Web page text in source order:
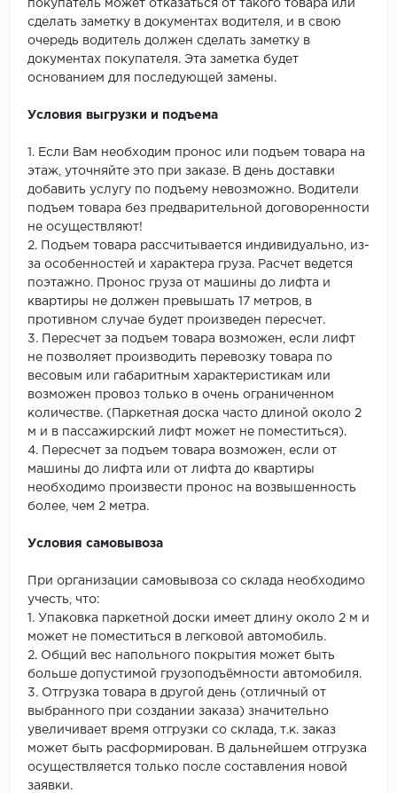
покупатель может отказаться от такого товара или
сделать заметку в документах водителя, и в свою
очередь водитель должен сделать заметку в
документах покупателя. Эта заметка будет
основанием для последующей замены.
Условия выгрузки и подъема
1. Если Вам необходим пронос или подъем товара на
этаж, уточняйте это при заказе. В день доставки
добавить услугу по подъему невозможно. Водители
подъем товара без предварительной договоренности
не осуществляют!
2. Подъем товара рассчитывается индивидуально, из-
за особенностей и характера груза. Расчет ведется
поэтажно. Пронос груза от машины до лифта и
квартиры не должен превышать 17 метров, в
противном случае будет произведен пересчет.
3. Пересчет за подъем товара возможен, если лифт
не позволяет производить перевозку товара по
весовым или габаритным характеристикам или
возможен провоз только в очень ограниченном
количестве. (Паркетная доска часто длиной около 2
м и в пассажирский лифт может не поместиться).
4. Пересчет за подъем товара возможен, если от
машины до лифта или от лифта до квартиры
необходимо произвести пронос на возвышенность
более, чем 2 метра.
Условия самовывоза
При организации самовывоза со склада необходимо
учесть, что:
1. Упаковка паркетной доски имеет длину около 2 м и
может не поместиться в легковой автомобиль.
2. Общий вес напольного покрытия может быть
больше допустимой грузоподъёмности автомобиля.
3. Отгрузка товара в другой день (отличный от
выбранного при создании заказа) значительно
увеличивает время отгрузки со склада, т.к. заказ
может быть расформирован. В дальнейшем отгрузка
осуществляется только после составления новой
заявки.